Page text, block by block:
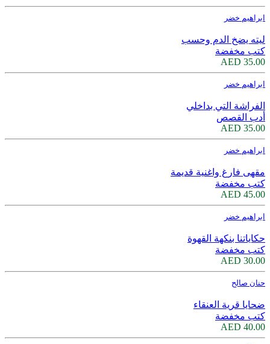
ابراهيم خضر
ليته يضخ الدم وحسب
كتب مخفضة
35.00 AED
ابراهيم خضر
الفراشة التي بداخلي
أدب القصص
35.00 AED
ابراهيم خضر
مقهى فارغ واغنية قديمة
كتب مخفضة
45.00 AED
ابراهيم خضر
حكاياتنا بنكهة القهوة
كتب مخفضة
30.00 AED
حنان صالح
ضحايا قرية العنقاء
كتب مخفضة
40.00 AED